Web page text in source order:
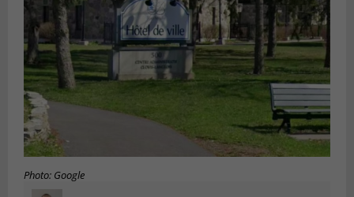
Photo: Google